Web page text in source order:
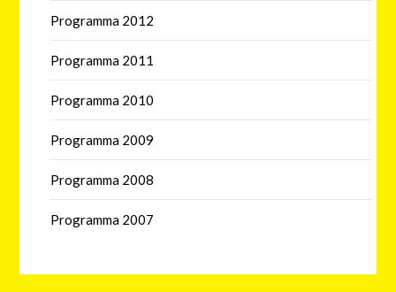
Programma 2012
Programma 2011
Programma 2010
Programma 2009
Programma 2008
Programma 2007